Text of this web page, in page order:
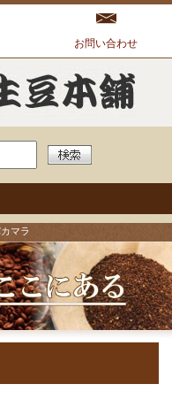
お問い合わせ
マラ